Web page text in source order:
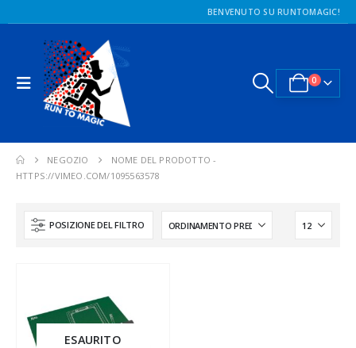
BENVENUTO SU RUNTOMAGIC!
0
NEGOZIO
NOME DEL PRODOTTO -
HTTPS://VIMEO.COM/1095563578
POSIZIONE DEL FILTRO
ESAURITO